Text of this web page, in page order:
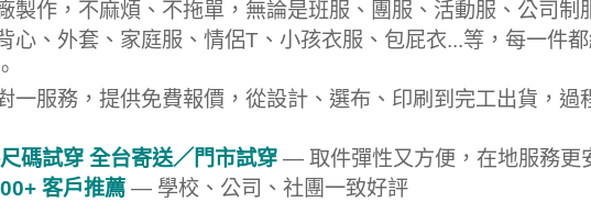
製作，不麻煩、不拖單，無論是班服、團服、活動服、公司制
心、外套、家庭服、情侶T、小孩衣服、包屁衣...等，每一件
一服務，提供免費報價，從設計、選布、印刷到完工出貨，過
碼試穿 全台寄送／門市試穿 — 取件彈性又方便，在地服務更
客戶推薦 — 學校、公司、社團一致好評